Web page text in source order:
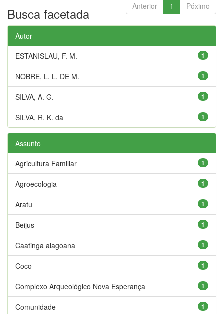
Anterior 1 Póximo
Busca facetada
Autor
1
ESTANISLAU, F. M.
1
NOBRE, L. L. DE M.
1
SILVA, A. G.
1
SILVA, R. K. da
Assunto
1
Agricultura Familiar
1
Agroecologia
1
Aratu
1
Beijus
1
Caatinga alagoana
1
Coco
1
Complexo Arqueológico Nova Esperança
1
Comunidade